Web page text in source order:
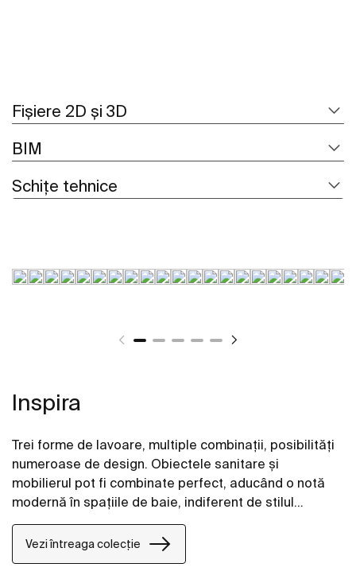
Fișiere 2D și 3D
BIM
Schițe tehnice
Inspira
Trei forme de lavoare, multiple combinații, posibilități
numeroase de design. Obiectele sanitare și
mobilierul pot fi combinate perfect, aducând o notă
modernă în spațiile de baie, indiferent de stilul
acestora.
Vezi întreaga colecție